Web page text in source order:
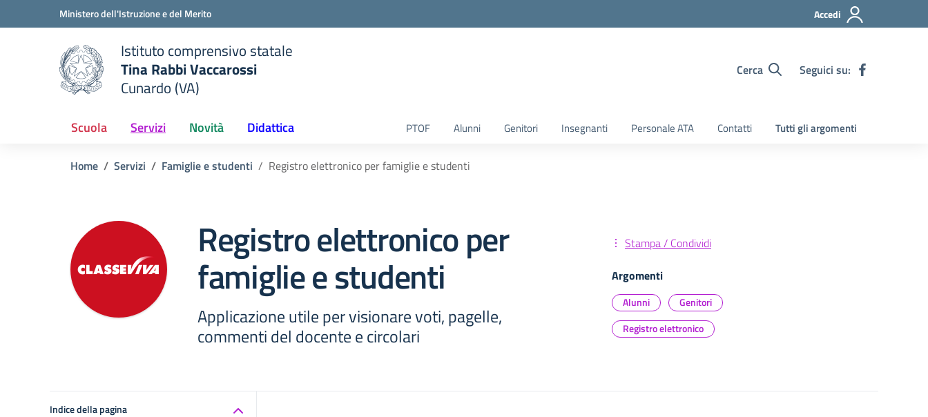
Vai ai contenuti
Vai al menu di navigazioneMinistero dell'Istruzione e del Merito Accedi
scuola
Istituto comprensivo statale
Tina Rabbi Vaccarossi
Cunardo (VA)
Cerca Seguici su:
Scuola Servizi Novità Didattica PTOF Alunni Genitori Insegnanti Personale ATA Contatti Tutti gli argomenti
Home Servizi Famiglie e studenti Registro elettronico per famiglie e studenti
Registro elettronico per
famiglie e studenti
Applicazione utile per visionare voti, pagelle,
commenti del docente e circolari
Stampa / Condividi
Argomenti
Alunni
Genitori
Registro elettronico
Indice della pagina